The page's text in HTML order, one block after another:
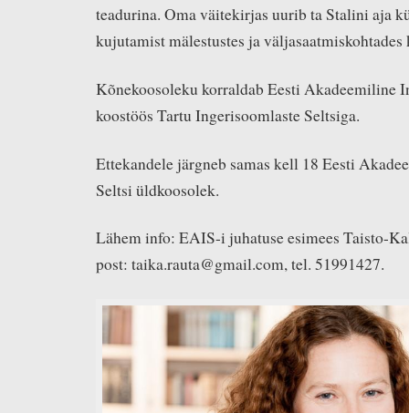
teadurina. Oma väitekirjas uurib ta Stalini aja
kujutamist mälestustes ja
Kõnekoosoleku korraldab Eesti Akadeemiline
koostöös Tartu Ingerisoomlaste Seltsiga.
Ettekandele järgneb samas kell 18 Eesti
Seltsi üldkoosolek.
Lähem info: EAIS-i juhatuse esimees Taisto-
post: taika.rauta@gmail.com, tel. 51991427.